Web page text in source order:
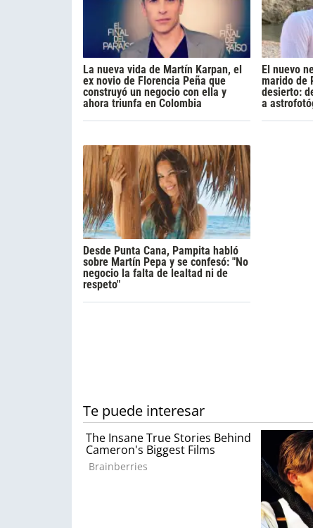
La nueva vida de Martín Karpan, el
ex novio de Florencia Peña que
construyó un negocio con ella y
ahora triunfa en Colombia
El nuevo
marido de
desierto:
a
Desde Punta Cana, Pampita habló
sobre Martín Pepa y se confesó: "No
negocio la falta de lealtad ni de
respeto"